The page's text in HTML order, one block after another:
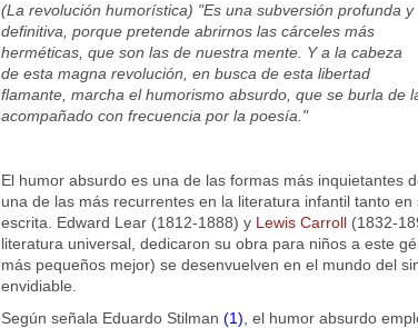
(La revolución humorística) "Es una subversión profunda y
definitiva, porque pretende abrirnos las cárceles más
herméticas, que son las de nuestra mente. Y a la cabeza
de esta magna revolución, en busca de esta libertad
flamante, marcha el humorismo absurdo, que se burla de
acompañado con frecuencia por la poesía."
El humor absurdo es una de las formas más inquietantes
una de las más recurrentes en la literatura infantil tanto
escrita. Edward Lear (1812-1888) y Lewis Carroll(1832-
literatura universal, dedicaron su obra para niños a este
más pequeños mejor) se desenvuelven en el mundo del
envidiable.
Según señala Eduardo Stilman (1) , el humor absurdo